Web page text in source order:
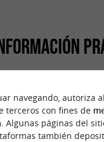
para una visita
Todo el
navegando, autoriza
terceros con fines de
. Algunas páginas del
también